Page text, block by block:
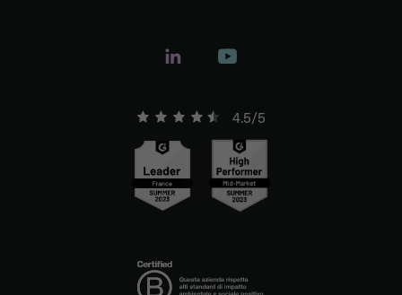
4.5/5